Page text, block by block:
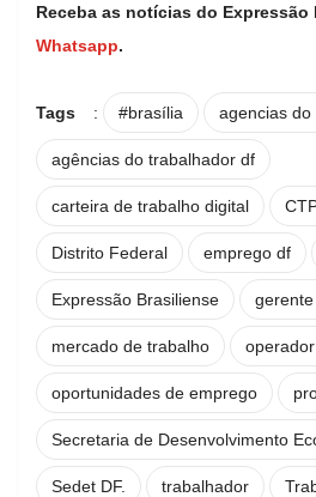
Receba as notícias do Expressão
Whatsapp.
Tags : #brasília agencias
agências do trabalhador df
carteira de trabalho digital
Distrito Federal emprego df
Expressão Brasiliense
mercado de trabalho
oportunidades de emprego
Secretaria de Desenvolvimento
Sedet DF. trabalhador